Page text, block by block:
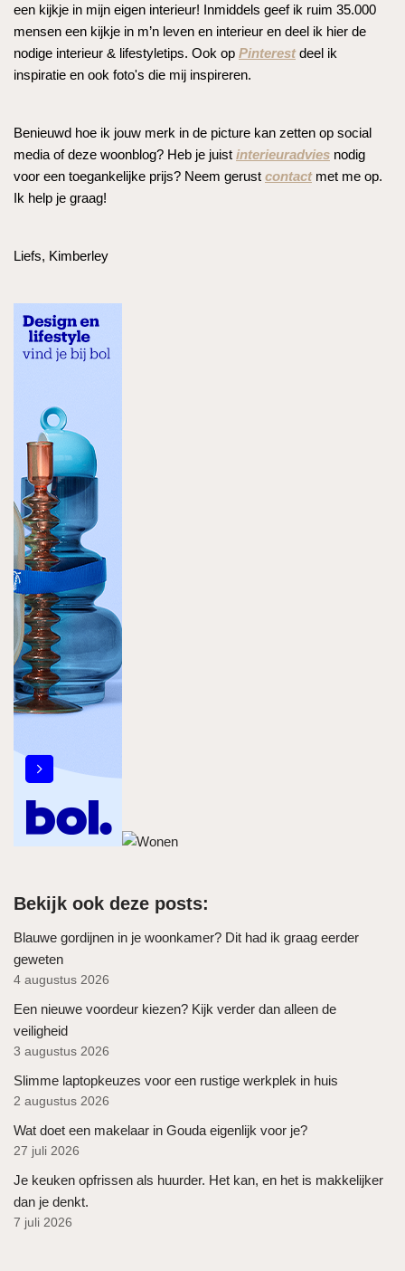
een kijkje in mijn eigen interieur! Inmiddels geef ik ruim 35.000
mensen een kijkje in m’n leven en interieur en deel ik hier de
nodige interieur & lifestyletips. Ook op Pinterestdeel ik
inspiratie en ook foto's die mij inspireren.
Benieuwd hoe ik jouw merk in de picture kan zetten op social
media of deze woonblog? Heb je juist interieuradvies nodig
voor een toegankelijke prijs? Neem gerust contactmet me op.
Ik help je graag!
Liefs, Kimberley
Bekijk ook deze posts:
Blauwe gordijnen in je woonkamer? Dit had ik graag eerder
geweten
4 augustus 2026
Een nieuwe voordeur kiezen? Kijk verder dan alleen de
veiligheid
3 augustus 2026
Slimme laptopkeuzes voor een rustige werkplek in huis
2 augustus 2026
Wat doet een makelaar in Gouda eigenlijk voor je?
27 juli 2026
Je keuken opfrissen als huurder. Het kan, en het is makkelijker
dan je denkt.
7 juli 2026